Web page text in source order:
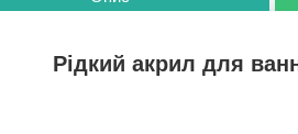
Рідкий акрил для